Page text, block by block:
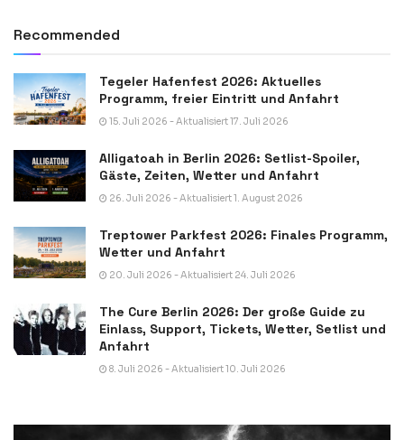
Recommended
Tegeler Hafenfest 2026: Aktuelles
Programm, freier Eintritt und Anfahrt
15. Juli 2026 - Aktualisiert 17. Juli 2026
Alligatoah in Berlin 2026: Setlist-Spoiler,
Gäste, Zeiten, Wetter und Anfahrt
26. Juli 2026 - Aktualisiert 1. August 2026
Treptower Parkfest 2026: Finales Programm,
Wetter und Anfahrt
20. Juli 2026 - Aktualisiert 24. Juli 2026
The Cure Berlin 2026: Der große Guide zu
Einlass, Support, Tickets, Wetter, Setlist und
Anfahrt
8. Juli 2026 - Aktualisiert 10. Juli 2026